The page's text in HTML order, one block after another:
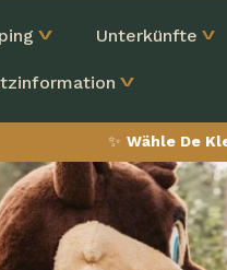
Unterkünfte
✨ Wähle De